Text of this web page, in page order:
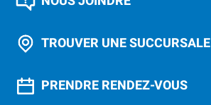
TROUVER UNE SUCCURSALE
PRENDRE RENDEZ-VOUS